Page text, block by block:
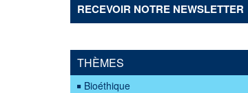
RECEVOIR NOTRE NEWSLETTER
THÈMES
Bioéthique